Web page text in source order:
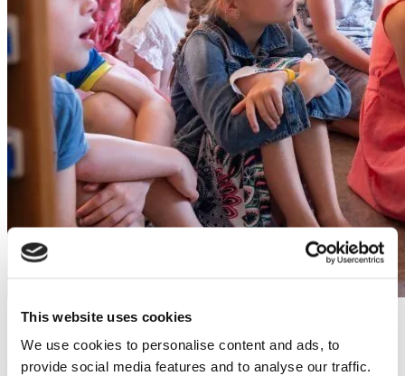
This website uses cookies
We use cookies to personalise content and ads, to
provide social media features and to analyse our traffic.
Incluido en todos los paneles i3CONNECT
Cualquier panel interactivo con i3CONNECT Studio incluye acceso